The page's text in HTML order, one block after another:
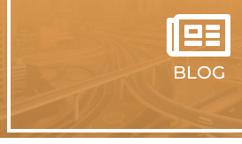

BLOG